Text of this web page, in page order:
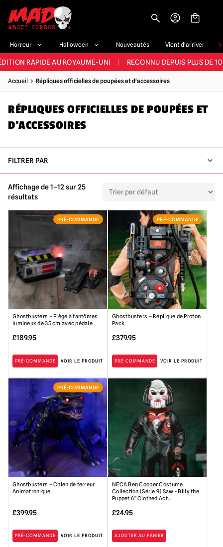
Horreur Halloween Nouveautés Vient d'arriver
ET LA MEILLEURE GAMME DU ROYAUME-UNI PLUS DE 60 000
RAPIDE AU ROYAUME-UNI RECONNU DEPUIS PLUS DE
NOUVEAUX PRODUITS DÉRIVÉS D'HORREUR CHAQUE SEMAINE
ET LA MEILLEURE GAMME DU ROYAUME-UNI PLUS DE 60 000
Accueil Répliques officielles de poupées et d'accessoires
RÉPLIQUES OFFICIELLES DE POUPÉES ET
D'ACCESSOIRES
FILTRER PAR
Affichage de 1–12 sur 25
résultats
PRÉ-COMMANDE
Ghostbusters – Piège à fantômes
lumineux de 35 cm avec pédale
£189.95
PRÉ-COMMANDE VOIR LE PRODUIT
PRÉ-COMMANDE
Ghostbusters – Réplique de Proton
Pack
£379.95
PRÉ-COMMANDE VOIR LE PRODUIT
PRÉ-COMMANDE
Ghostbusters – Chien de terreur
Animatronique
£399.95
PRÉ-COMMANDE VOIR LE PRODUIT
NECA Ben Cooper Costume
Collection (Série 9) Saw - Billy the
Puppet 6″ Clothed Act...
£24.95
AJOUTER AU PANIER